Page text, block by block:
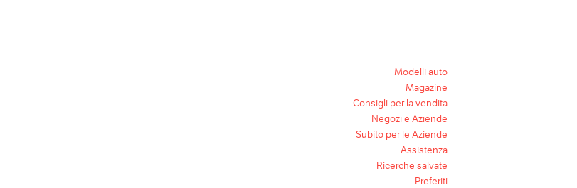
Modelli auto
Magazine
Consigli per la vendita
Negozi e Aziende
Subito per le Aziende
Assistenza
Ricerche salvate
Preferiti